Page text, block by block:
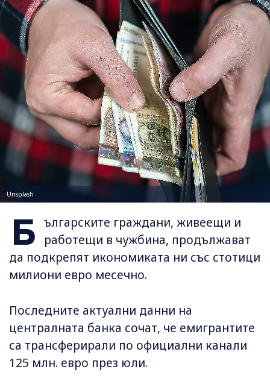
Unsplash
Б ългарските граждани, живеещи и
работещи в чужбина, продължават
да подкрепят икономиката ни със стотици
милиони евро месечно.
Последните актуални данни на
централната банка сочат, че емигрантите
са трансферирали по официални канали
125 млн. евро през юли.